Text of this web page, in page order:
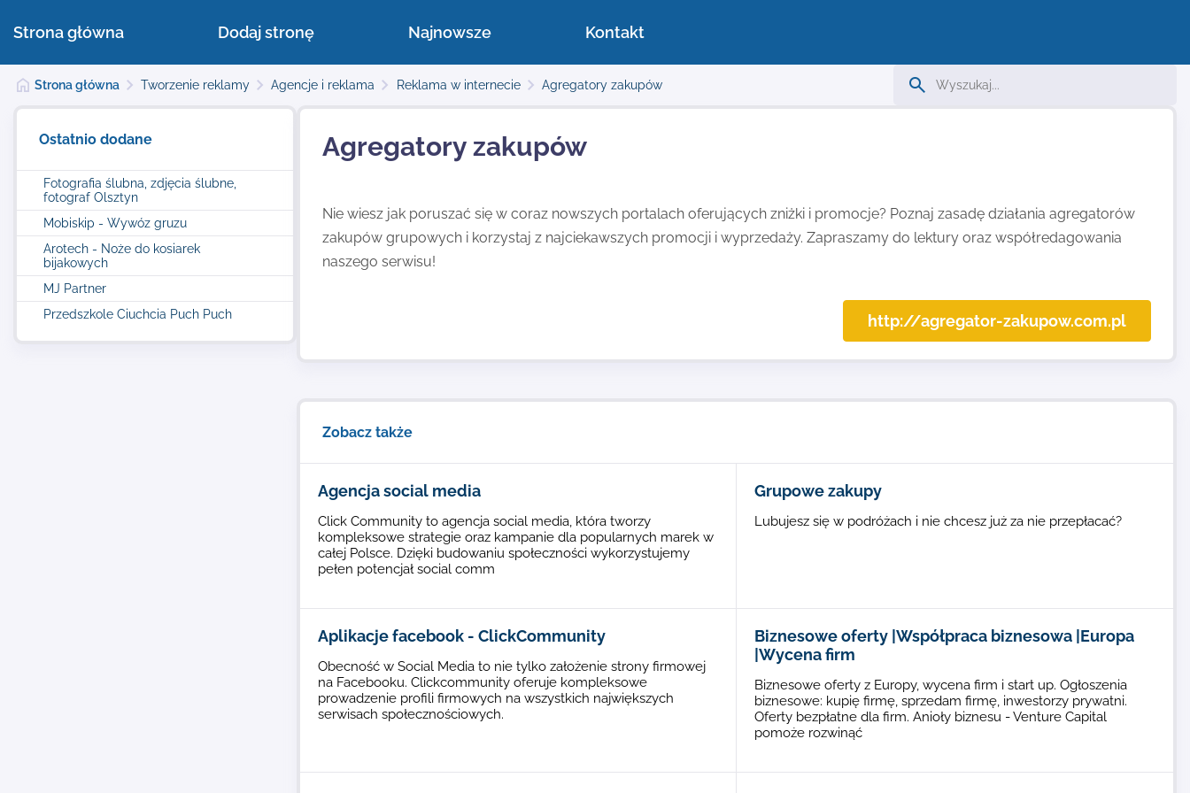
Strona główna Dodaj stronę Najnowsze Kontakt
Strona główna Tworzenie reklamy Agencje i reklama Reklama w internecie Agregatory zakupów
Ostatnio dodane
Fotografia ślubna, zdjęcia ślubne,
fotograf Olsztyn
Mobiskip - Wywóz gruzu
Arotech - Noże do kosiarek
bijakowych
MJ Partner
Przedszkole Ciuchcia Puch Puch
Agregatory zakupów
Nie wiesz jak poruszać się w coraz nowszych portalach oferujących zniżki i promocje? Poznaj zasadę działania agregatorów
zakupów grupowych i korzystaj z najciekawszych promocji i wyprzedaży. Zapraszamy do lektury oraz współredagowania
naszego serwisu!
http://agregator-zakupow.com.pl
Zobacz także
Agencja social media
Click Community to agencja social media, która tworzy
kompleksowe strategie oraz kampanie dla popularnych marek w
całej Polsce. Dzięki budowaniu społeczności wykorzystujemy
pełen potencjał social comm
Grupowe zakupy
Lubujesz się w podróżach i nie chcesz już za nie przepłacać?
Aplikacje facebook - ClickCommunity
Obecność w Social Media to nie tylko założenie strony firmowej
na Facebooku. Clickcommunity oferuje kompleksowe
prowadzenie profili firmowych na wszystkich największych
serwisach społecznościowych.
Biznesowe oferty |Współpraca biznesowa |Europa
|Wycena firm
Biznesowe oferty z Europy, wycena firm i start up. Ogłoszenia
biznesowe: kupię firmę, sprzedam firmę, inwestorzy prywatni.
Oferty bezpłatne dla firm. Anioły biznesu - Venture Capital
pomoże rozwinąć